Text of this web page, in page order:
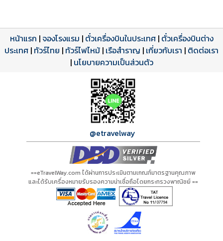
โปรแกรมทัวร์
ดาวน์โหลด PDF
รีวิวลูกค้าจริง
รีวิวจาก eTravelWay
เปิดหน้าเต็ม
ใบอนุญาตนำเที่ยว
เลขที่ 11/11450
เปิดหน้าเต็ม
หน้าแรก |จองโรงแรม | ตั๋วเครื่องบินในประเทศ| ตั๋วเครื่องบินต่าง
ประเทศ | ทัวร์ไทย | ทัวร์ไฟไหม้ | เรือสำราญ | เกี่ยวกับเรา | ติดต่อเรา
| นโยบายความเป็นส่วนตัว
@etravelway
==eTravelWay.com ได้ผ่านการประเมินตามเกณฑ์มาตรฐานคุณภาพ
และได้รับเครื่องหมายรับรองความน่าเชื่อถือโดยกระทรวงพาณิชย์ ==